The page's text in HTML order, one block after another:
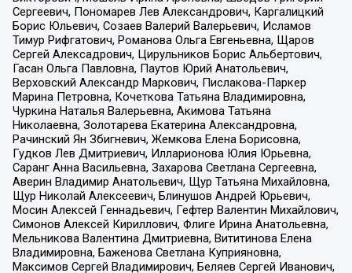
Сергеевич, Пономарев Лев Александрович, Каргалицкий
Борис Юльевич, Созаев Валерий Валерьевич, Исламов
Тимур Рифгатович, Романова Ольга Евгеньевна, Щаров
Сергей Алексадрович, Цирульников Борис Альбертович,
Гасан Ольга Павловна, Паутов Юрий Анатольевич,
Верховский Александр Маркович, Пислакова-Паркер
Марина Петровна, Кочеткова Татьяна Владимировна,
Чуркина Наталья Валерьевна, Акимова Татьяна
Николаевна, Золотарева Екатерина Александровна,
Рачинский Ян Збигневич, Жемкова Елена Борисовна,
Гудков Лев Дмитриевич, Илларионова Юлия Юрьевна,
Саранг Анна Васильевна, Захарова Светлана Сергеевна,
Аверин Владимир Анатольевич, Щур Татьяна Михайловна,
Щур Николай Алексеевич, Блинушов Андрей Юрьевич,
Мосин Алексей Геннадьевич, Гефтер Валентин Михайлович,
Симонов Алексей Кириллович, Флиге Ирина Анатольевна,
Мельникова Валентина Дмитриевна, Вититинова Елена
Владимировна, Баженова Светлана Куприяновна,
Максимов Сергей Владимирович, Беляев Сергей Иванович,